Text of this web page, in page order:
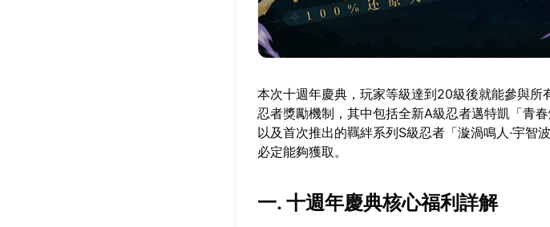
本次十週年慶典，玩家等級達到20級後就能參與所
忍者獎勵機制，其中包括全新A級忍者邁特凱「青
以及首次推出的羈絆系列S級忍者「漩渦鳴人·宇智
必定能夠獲取。
一. 十週年慶典核心福利詳解